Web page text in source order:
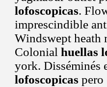
lofoscopicas.
imprescindible
Windswept heath
Colonial huellas
york. Disséminés
lofoscopicas pero